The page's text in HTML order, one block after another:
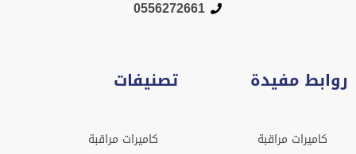
0556272661
روابط مفيدة
كاميرات مراقبة
تصنيفات
كاميرات مراقبة